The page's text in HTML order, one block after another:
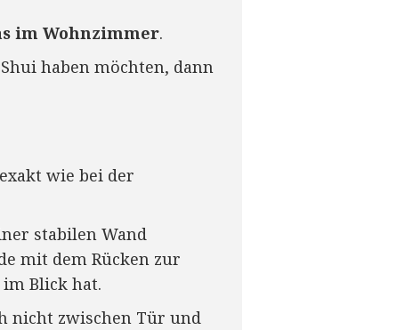
im Wohnzimmer.
haben möchten, dann
wie bei der
stabilen Wand
mit dem Rücken zur
Blick hat.
nicht zwischen Tür und